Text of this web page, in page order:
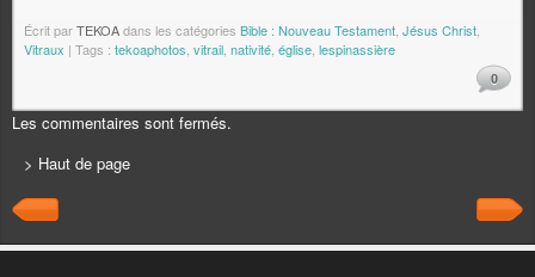
Écrit parTEKOAdans les catégories Bible : Nouveau Testament Jésus Christ
Vitraux | Tags : tekoaphotos vitrail nativité église lespinassière
0
Les commentaires sont fermés.
> Haut de page